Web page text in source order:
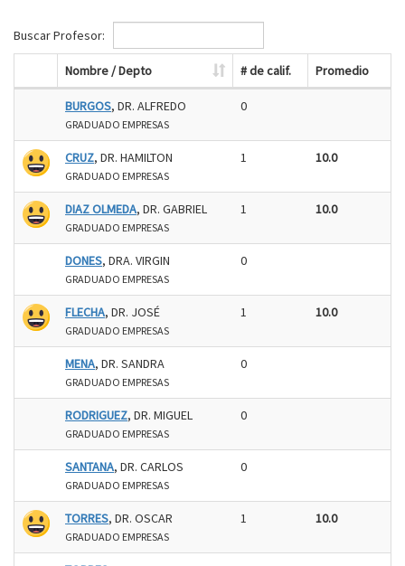
Buscar Profesor:
Nombre / Depto # de calif. Promedio
BURGOS, DR. ALFREDO
GRADUADO EMPRESAS
0
CRUZ, DR. HAMILTON
GRADUADO EMPRESAS
1 10.0
DIAZ OLMEDA, DR. GABRIEL
GRADUADO EMPRESAS
1 10.0
DONES, DRA. VIRGIN
GRADUADO EMPRESAS
0
FLECHA, DR. JOSÉ
GRADUADO EMPRESAS
1 10.0
MENA, DR. SANDRA
GRADUADO EMPRESAS
0
RODRIGUEZ, DR. MIGUEL
GRADUADO EMPRESAS
0
SANTANA, DR. CARLOS
GRADUADO EMPRESAS
0
TORRES, DR. OSCAR
GRADUADO EMPRESAS
1 10.0